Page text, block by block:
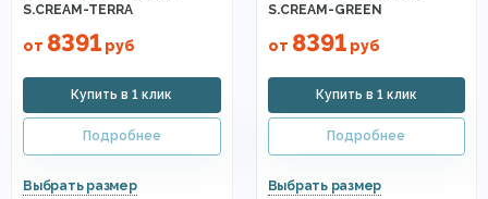
S.CREAM-TERRA
от 8391 руб
S.CREAM-GREEN
от 8391руб